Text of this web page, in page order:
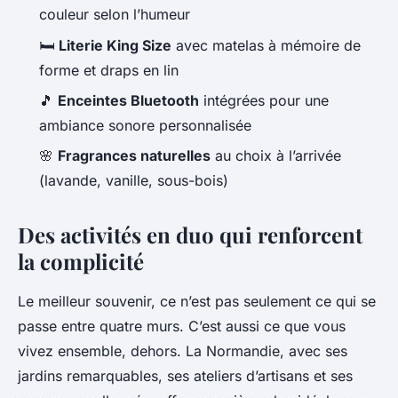
couleur selon l’humeur
🛏️ Literie King Size avec matelas à mémoire de
forme et draps en lin
🎵 Enceintes Bluetooth intégrées pour une
ambiance sonore personnalisée
🌸 Fragrances naturelles au choix à l’arrivée
(lavande, vanille, sous-bois)
Des activités en duo qui renforcent
la complicité
Le meilleur souvenir, ce n’est pas seulement ce qui se
passe entre quatre murs. C’est aussi ce que vous
vivez ensemble, dehors. La Normandie, avec ses
jardins remarquables, ses ateliers d’artisans et ses